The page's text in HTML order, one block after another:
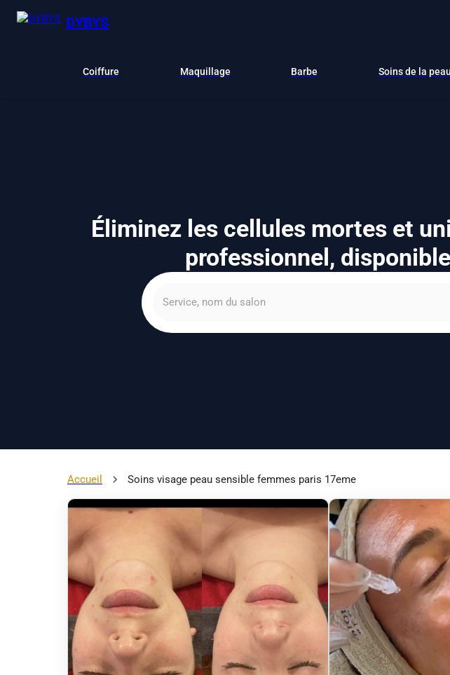
DYBYS
Coiffure Maquillage Barbe Soins de la peau
Éliminez les cellules mortes et
professionnel,
Accueil Soins visage peau sensible femmes paris 17eme